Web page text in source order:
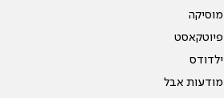
מוסיקה
פיוטקאסט
ילדודס
מודעות אבל